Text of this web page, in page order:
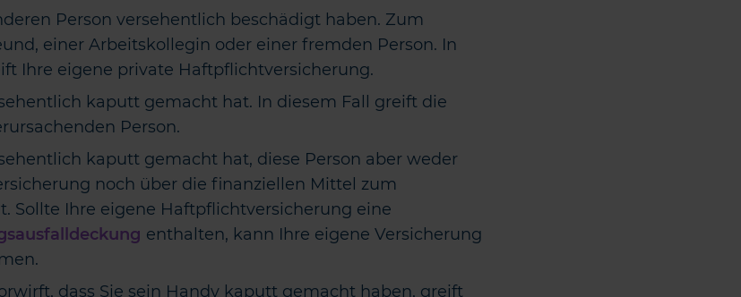
Person versehentlich beschädigt haben. Zum
einer Arbeitskollegin oder einer fremden Person. In
Ihre eigene private Haftpflichtversicherung.
kaputt gemacht hat. In diesem Fall greift die
Person.
kaputt gemacht hat, diese Person aber weder
noch über die finanziellen Mittel zum
Sollte Ihre eigene Haftpflichtversicherung eine
enthalten, kann Ihre eigene Versicherung
dass Sie sein Handy kaputt gemacht haben, greift